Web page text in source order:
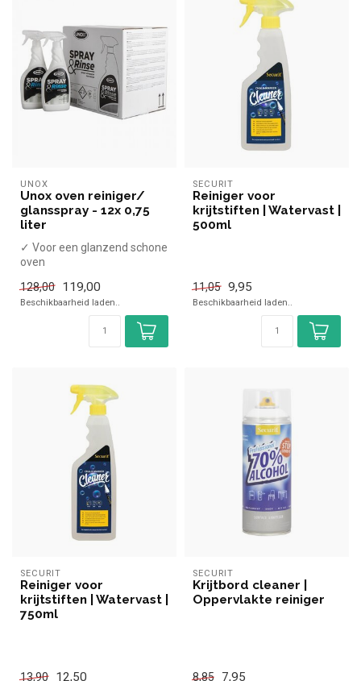
UNOX
Unox oven reiniger/
glansspray - 12x 0,75
liter
✓ Voor een glanzend schone
oven
128,00
119,00
Beschikbaarheid laden..
SECURIT
Reiniger voor
krijtstiften | Watervast |
500ml
11,05 9,95
Beschikbaarheid laden..
SECURIT
Reiniger voor
krijtstiften | Watervast |
750ml
13,90 12,50
SECURIT
Krijtbord cleaner |
Oppervlakte reiniger
8,85 7,95